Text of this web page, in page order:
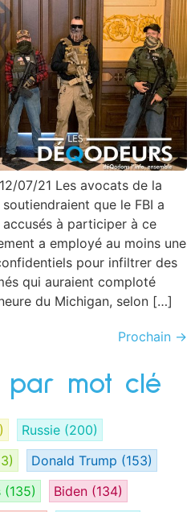
07/21 Les avocats de la
que le FBI a
à participer à ce
a employé au moins une
pour infiltrer des
qui auraient comploté
du Michigan, selon […]
Prochain →
par mot clé
Russie (200)
Donald Trump (153)
(135) Biden (134)